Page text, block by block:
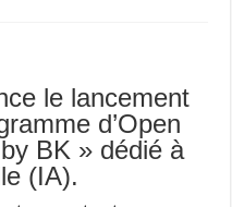
le lancement
d’Open
BK » dédié à
(IA).